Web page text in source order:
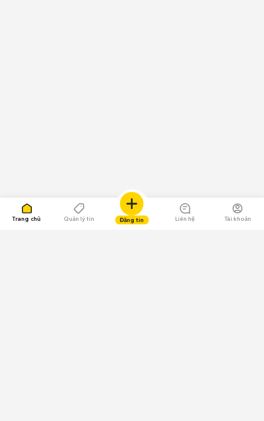
Trang chủ Quản lý tin Đăng tin Liên hệ Tài khoản